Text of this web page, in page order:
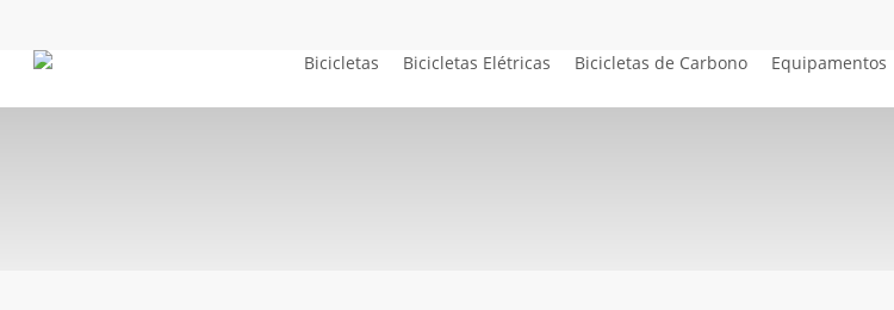
main
content
Bicicletas Bicicletas Elétricas Bicicletas de Carbono Equipamentos